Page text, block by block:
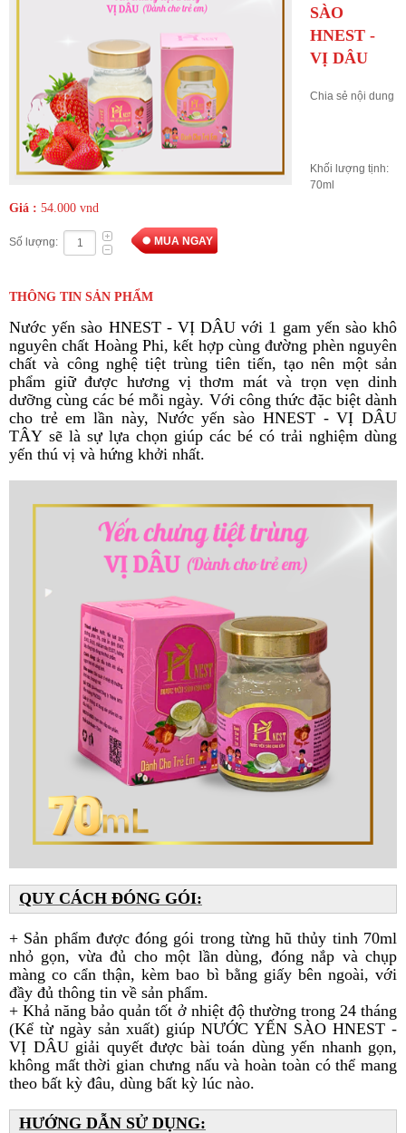
SÀO
HNEST -
VỊ DÂU
Chia sẻ nội dung
Khối lượng tịnh:
70ml
Giá : 54.000 vnd
Số lượng: MUA NGAY
THÔNG TIN SẢN PHẨM
Nước yến sào HNEST - VỊ DÂU với 1 gam yến sào khô
nguyên chất Hoàng Phi, kết hợp cùng đường phèn nguyên
chất và công nghệ tiệt trùng tiên tiến, tạo nên một sản
phẩm giữ được hương vị thơm mát và trọn vẹn dinh
dưỡng cùng các bé mỗi ngày. Với công thức đặc biệt dành
cho trẻ em lần này, Nước yến sào HNEST - VỊ DÂU
TÂY sẽ là sự lựa chọn giúp các bé có trải nghiệm dùng
yến thú vị và hứng khởi nhất.
QUY CÁCH ĐÓNG GÓI:
+ Sản phẩm được đóng gói trong từng hũ thủy tinh 70ml
nhỏ gọn, vừa đủ cho một lần dùng, đóng nắp và chụp
màng co cẩn thận, kèm bao bì bằng giấy bên ngoài, với
đầy đủ thông tin về sản phẩm.
+ Khả năng bảo quản tốt ở nhiệt độ thường trong 24 tháng
(Kể từ ngày sản xuất) giúp NƯỚC YẾN SÀO HNEST -
VỊ DÂU giải quyết được bài toán dùng yến nhanh gọn,
không mất thời gian chưng nấu và hoàn toàn có thể mang
theo bất kỳ đâu, dùng bất kỳ lúc nào.
HƯỚNG DẪN SỬ DỤNG: